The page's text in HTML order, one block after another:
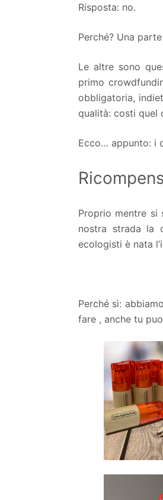
Risposta: no.
Perché? Una
Le altre sono
primo
obbligatoria,
qualità: costi quel
Ecco… appunto: i
Proprio mentre si
nostra strada la
ecologisti è nata
Perché sì:
fare , anche tu